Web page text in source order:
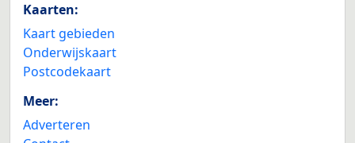
Kaarten:
Kaart gebieden
Onderwijskaart
Postcodekaart
Meer:
Adverteren